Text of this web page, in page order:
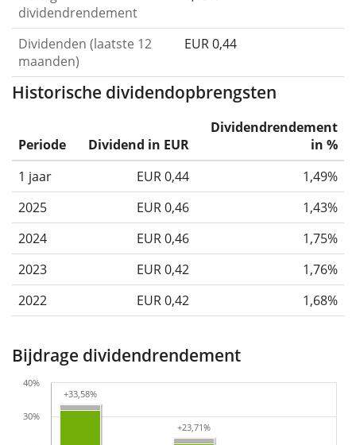
dividendrendement
Dividenden (laatste 12
maanden)
EUR 0,44
Historische dividendopbrengsten
Periode Dividend in EUR
Dividendrendement
in %
1 jaar
EUR 0,44
1,49%
2025
EUR 0,46
1,43%
2024
EUR 0,46
1,75%
2023
EUR 0,42
1,76%
2022
EUR 0,42 1,68%
Bijdrage dividendrendement
+33,58%
+33,58%
+23,71%
+23,71%
30%
40%